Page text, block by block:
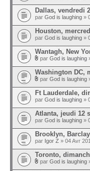
Dallas, vendredi
par God is laughing »
Houston,
par God is laughing »
Wantagh, New
par God is laughing
Washington DC,
par God is laughing
Ft Lauderdale,
par God is laughing »
Atlanta, jeudi 12
par God is laughing »
Brooklyn,
par Igor Z » 04 Avr
Toronto,
par God is laughing